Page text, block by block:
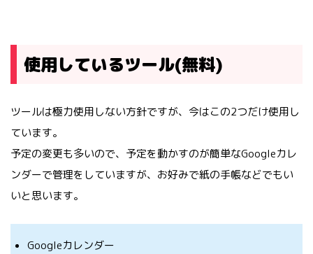
使用しているツール(無料)
ツールは極力使用しない方針ですが、今はこの2つだけ使用し
ています。
予定の変更も多いので、予定を動かすのが簡単なGoogleカレ
ンダーで管理をしていますが、お好みで紙の手帳などでもい
いと思います。
Googleカレンダー